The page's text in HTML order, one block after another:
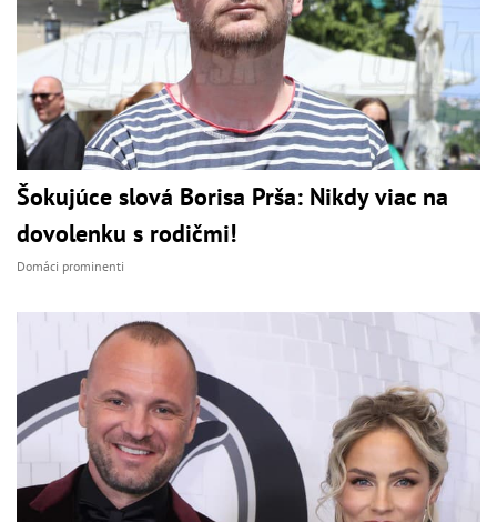
Šokujúce slová Borisa Prša: Nikdy viac na
dovolenku s rodičmi!
Domáci prominenti